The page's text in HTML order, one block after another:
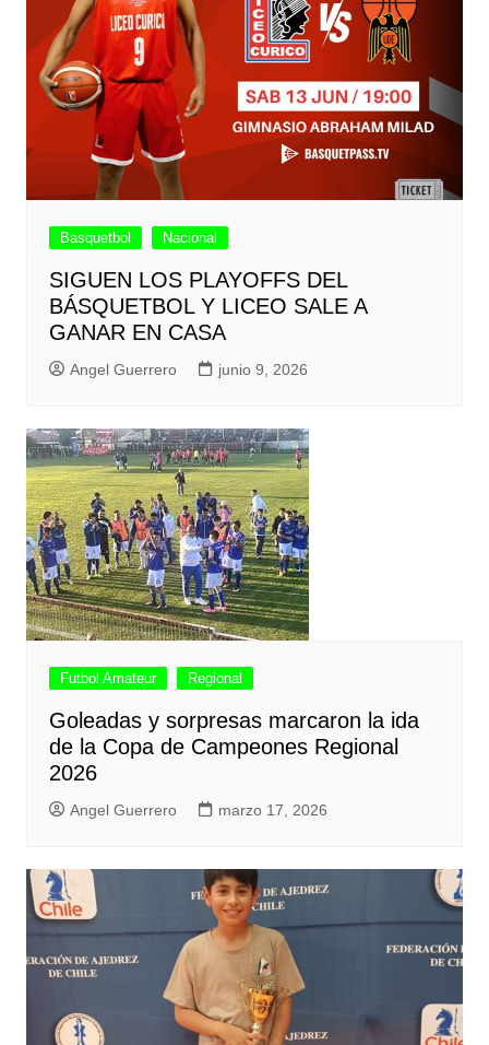
Basquetbol Nacional
SIGUEN LOS PLAYOFFS DEL
BÁSQUETBOL Y LICEO SALE A
GANAR EN CASA
Angel Guerrero junio 9, 2026
Futbol Amateur Regional
Goleadas y sorpresas marcaron la ida
de la Copa de Campeones Regional
2026
Angel Guerrero marzo 17, 2026